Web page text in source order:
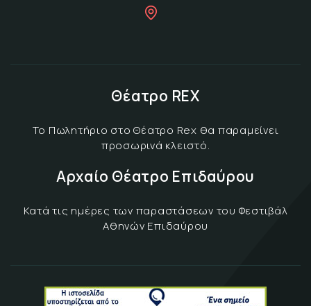
Θέατρο REX
Το Πωλητήριο στο Θέατρο Rex θα παραμείνει
προσωρινά κλειστό.
Αρχαίο Θέατρο Επιδαύρου
Κατά τις ημέρες των παραστάσεων του Φεστιβάλ
Αθηνών Επιδαύρου